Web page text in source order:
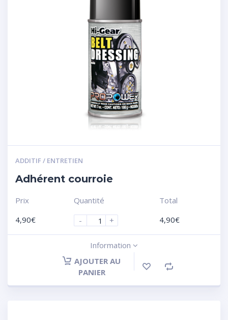
ADDITIF / ENTRETIEN
Adhérent courroie
Prix
4,90€
Quantité
-
+
Total
4,90€
Information
AJOUTER AU
PANIER